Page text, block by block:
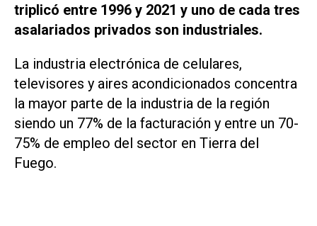
triplicó entre 1996 y 2021 y uno de cada tres
asalariados privados son industriales.
La industria electrónica de celulares,
televisores y aires acondicionados concentra
la mayor parte de la industria de la región
siendo un 77% de la facturación y entre un 70-
75% de empleo del sector en Tierra del
Fuego.